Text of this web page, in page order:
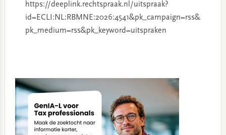
https://deeplink.rechtspraak.nl/uitspraak?
id=ECLI:NL:RBMNE:2026:4541&pk_campaign=rss&
pk_medium=rss&pk_keyword=uitspraken
Sidebar